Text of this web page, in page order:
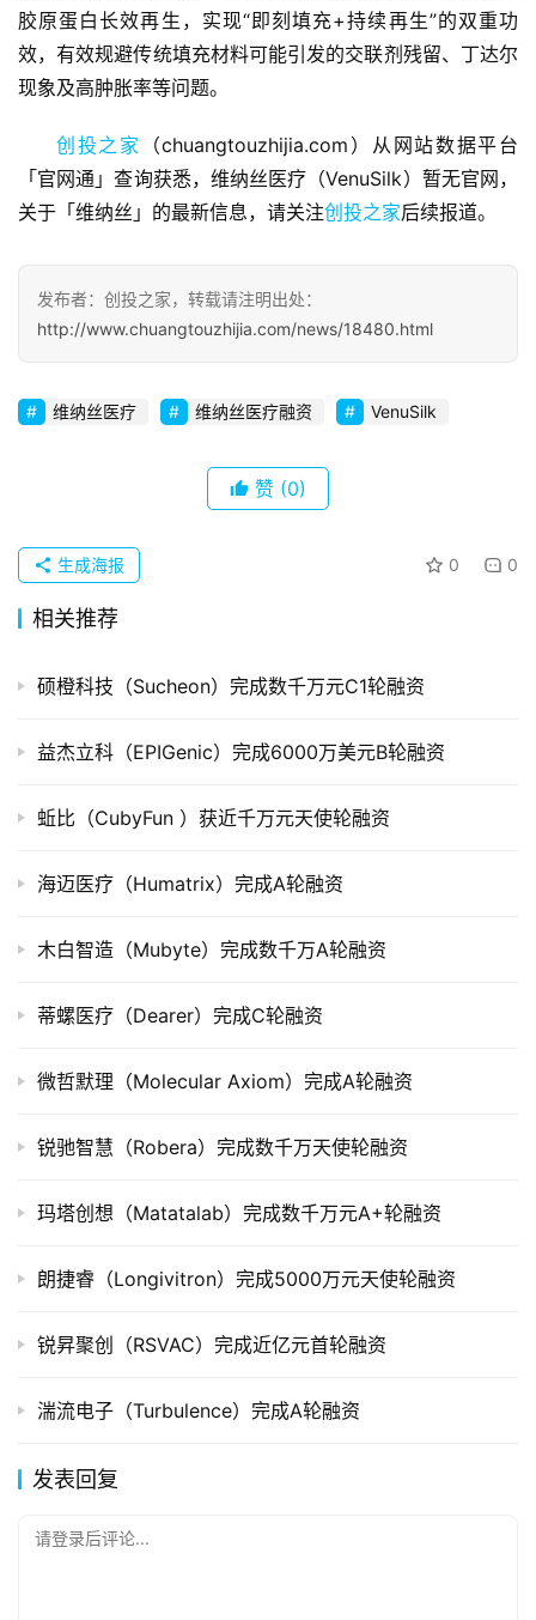
商
业
观
初
创
业
品
牌
发
布
重
组
上
投
据
创
学
院
胶原蛋白长效再生，实现“即刻填充+持续再生”的双重功
效，有效规避传统填充材料可能引发的交联剂残留、丁达尔
现象及高肿胀率等问题。
创投之家
（chuangtouzhijia.com）从网站数据平台
「官网通」查询获悉，维纳丝医疗（VenuSilk）暂无官网，
关于「维纳丝」的最新信息，请关注创投之家后续报道。
发布者：创投之家，转载请注明出处：
http://www.chuangtouzhijia.com/news/18480.html
维纳丝医疗 维纳丝医疗融资 VenuSilk
赞 (0)
0 0
生成海报
相关推荐
硕橙科技（Sucheon）完成数千万元C1轮融资
益杰立科（EPIGenic）完成6000万美元B轮融资
蚯比（CubyFun ）获近千万元天使轮融资
海迈医疗（Humatrix）完成A轮融资
木白智造（Mubyte）完成数千万A轮融资
蒂螺医疗（Dearer）完成C轮融资
微哲默理（Molecular Axiom）完成A轮融资
锐驰智慧（Robera）完成数千万天使轮融资
玛塔创想（Matatalab）完成数千万元A+轮融资
朗捷睿（Longivitron）完成5000万元天使轮融资
锐昇聚创（RSVAC）完成近亿元首轮融资
湍流电子（Turbulence）完成A轮融资
发表回复
请登录后评论...